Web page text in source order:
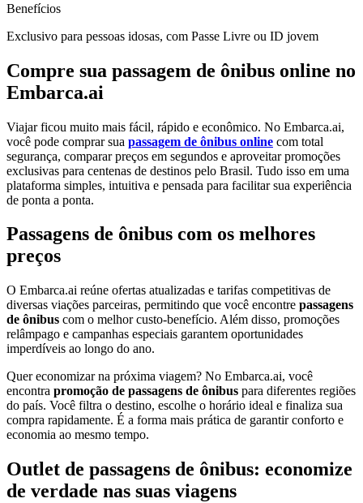
Benefícios
Exclusivo para pessoas idosas, com Passe Livre ou ID jovem
Compre sua passagem de ônibus online no
Embarca.ai
Viajar ficou muito mais fácil, rápido e econômico. No Embarca.ai,
você pode comprar sua passagem de ônibus online com total
segurança, comparar preços em segundos e aproveitar promoções
exclusivas para centenas de destinos pelo Brasil. Tudo isso em uma
plataforma simples, intuitiva e pensada para facilitar sua experiência
de ponta a ponta.
Passagens de ônibus com os melhores
preços
O Embarca.ai reúne ofertas atualizadas e tarifas competitivas de
diversas viações parceiras, permitindo que você encontre passagens
de ônibus com o melhor custo-benefício. Além disso, promoções
relâmpago e campanhas especiais garantem oportunidades
imperdíveis ao longo do ano.
Quer economizar na próxima viagem? No Embarca.ai, você
encontra promoção de passagens de ônibus para diferentes regiões
do país. Você filtra o destino, escolhe o horário ideal e finaliza sua
compra rapidamente. É a forma mais prática de garantir conforto e
economia ao mesmo tempo.
Outlet de passagens de ônibus: economize
de verdade nas suas viagens